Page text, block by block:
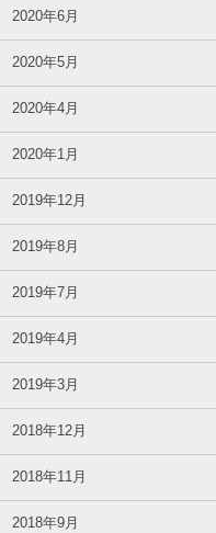
2020年6月
2020年5月
2020年4月
2020年1月
2019年12月
2019年8月
2019年7月
2019年4月
2019年3月
2018年12月
2018年11月
2018年9月